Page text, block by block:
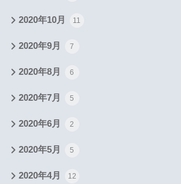
2020年10月 11
2020年9月 7
2020年8月 6
2020年7月 5
2020年6月 2
2020年5月 5
2020年4月 12